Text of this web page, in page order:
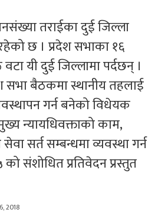
तराईका दुई जिल्ला
छ । प्रदेश सभाका १६
वटा यी दुई जिल्लामा पर्दछन् ।
सभा बैठकमा स्थानीय तहलाई
गर्न बनेको विधेयक
न्यायधिवक्ताको काम,
सर्त सम्बन्धमा व्यवस्था गर्न
संशोधित प्रतिवेदन प्रस्तुत
2018